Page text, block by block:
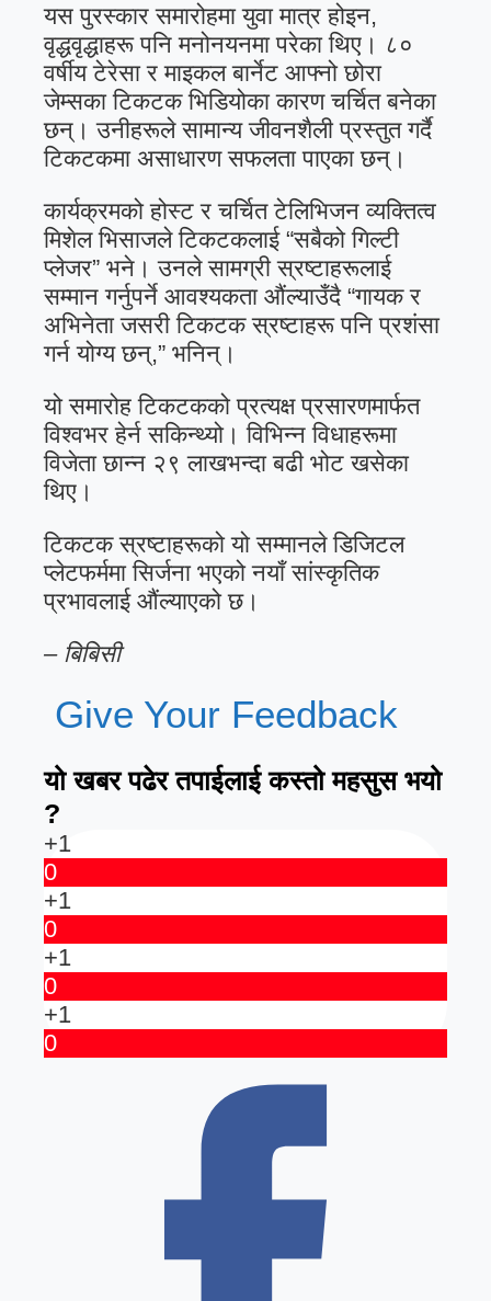
यस पुरस्कार समारोहमा युवा मात्र होइन,
वृद्धवृद्धाहरू पनि मनोनयनमा परेका थिए। ८०
वर्षीय टेरेसा र माइकल बार्नेट आफ्नो छोरा
जेम्सका टिकटक भिडियोका कारण चर्चित बनेका
छन्। उनीहरूले सामान्य जीवनशैली प्रस्तुत गर्दै
टिकटकमा असाधारण सफलता पाएका छन्।
कार्यक्रमको होस्ट र चर्चित टेलिभिजन व्यक्तित्व
मिशेल भिसाजले टिकटकलाई “सबैको गिल्टी
प्लेजर” भने। उनले सामग्री स्रष्टाहरूलाई
सम्मान गर्नुपर्ने आवश्यकता औंल्याउँदै “गायक र
अभिनेता जसरी टिकटक स्रष्टाहरू पनि प्रशंसा
गर्न योग्य छन्,” भनिन्।
यो समारोह टिकटकको प्रत्यक्ष प्रसारणमार्फत
विश्वभर हेर्न सकिन्थ्यो। विभिन्न विधाहरूमा
विजेता छान्न २९ लाखभन्दा बढी भोट खसेका
थिए।
टिकटक स्रष्टाहरूको यो सम्मानले डिजिटल
प्लेटफर्ममा सिर्जना भएको नयाँ सांस्कृतिक
प्रभावलाई औंल्याएको छ।
– बिबिसी
Give Your Feedback
यो खबर पढेर तपाईलाई कस्तो महसुस भयो
?
+1
0
+1
0
+1
0
+1
0